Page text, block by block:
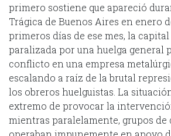
primero sostiene que apareció
Trágica de Buenos Aires en enero
primeros días de ese mes, la
paralizada por una huelga general
conflicto en una empresa
escalando a raíz de la brutal
los obreros huelguistas. La
extremo de provocar la
mientras paralelamente, grupos de